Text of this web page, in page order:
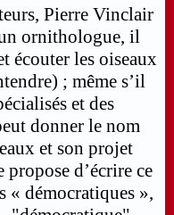
Pierre Vinclair
ornithologue, il
écouter les oiseaux
; même s’il
et des
donner le nom
et son projet
d’écrire ce
« démocratiques »,